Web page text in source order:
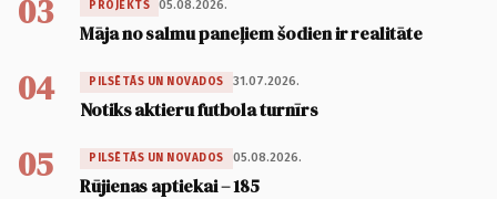
03 PROJEKTS 05.08.2026.
Māja no salmu paneļiem šodien ir realitāte
04 PILSĒTĀS UN NOVADOS 31.07.2026.
Notiks aktieru futbola turnīrs
05 PILSĒTĀS UN NOVADOS 05.08.2026.
Rūjienas aptiekai – 185